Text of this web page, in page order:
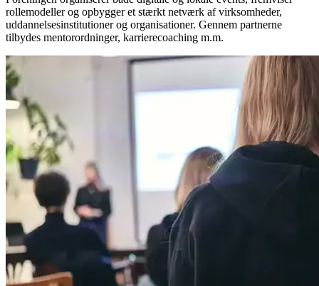
rollemodeller og opbygger et stærkt netværk af virksomheder,
uddannelsesinstitutioner og organisationer. Gennem partnerne
tilbydes mentorordninger, karrierecoaching m.m.